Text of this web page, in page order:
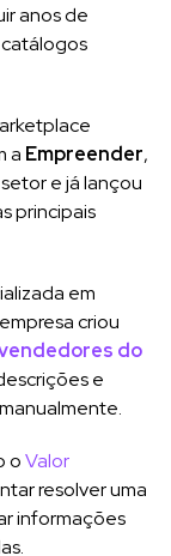
anos de
a Empreender,
e já lançou
principais
em
criou
do
e
oValor
resolver uma
informações